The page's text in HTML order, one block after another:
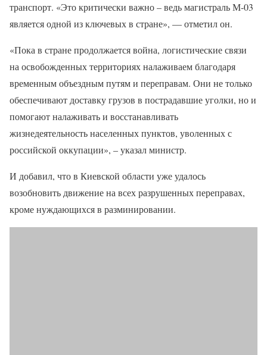
транспорт. «Это критически важно – ведь магистраль М-03
является одной из ключевых в стране», — отметил он.
«Пока в стране продолжается война, логистические связи
на освобожденных территориях налаживаем благодаря
временным объездным путям и переправам. Они не только
обеспечивают доставку грузов в пострадавшие уголки, но и
помогают налаживать и восстанавливать
жизнедеятельность населенных пунктов, уволенных с
российской оккупации», – указал министр.
И добавил, что в Киевской области уже удалось
возобновить движение на всех разрушенных переправах,
кроме нуждающихся в разминировании.